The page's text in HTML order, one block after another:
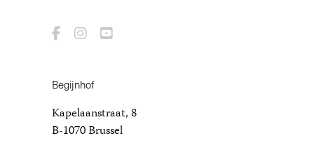
Begijnhof
Kapelaanstraat, 8
B-1070 Brussel